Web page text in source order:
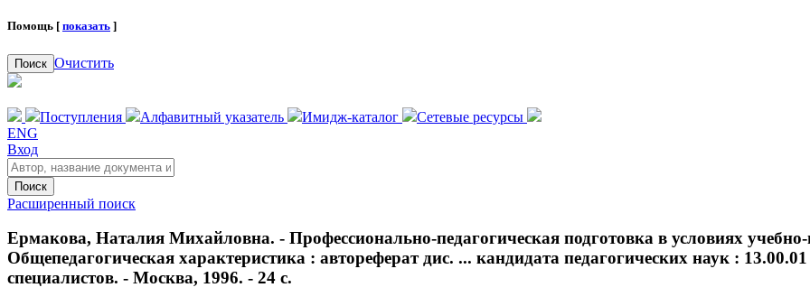
Помощь [ показать ]
Поиск Очистить
Поступления Алфавитный указатель Имидж-каталог
Сетевые ресурсы
ENG
Вход
Поиск
Расширенный поиск
Ермакова, Наталия Михайловна. - Профессионально-педагогическая подготовка в условиях учебно-
Общепедагогическая характеристика : автореферат дис. ... кандидата педагогических наук :
специалистов. - Москва, 1996. - 24 с.